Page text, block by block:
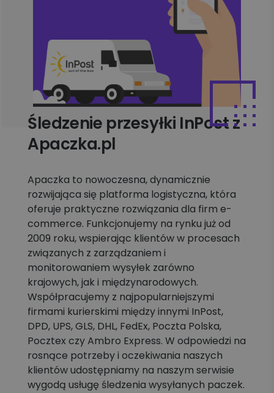
Śledzenie przesyłki InPost z
Apaczka.pl
Apaczka to nowoczesna, dynamicznie
rozwijająca się platforma logistyczna, która
oferuje praktyczne rozwiązania dla firm e-
commerce. Funkcjonujemy na rynku już od
2009 roku, wspierając klientów w procesach
związanych z zarządzaniem i
monitorowaniem wysyłek zarówno
krajowych, jak i międzynarodowych.
Współpracujemy z najpopularniejszymi
firmami kurierskimi między innymi InPost,
DPD, UPS, GLS, DHL, FedEx, Poczta Polska,
Pocztex czy Ambro Express. W odpowiedzi na
rosnące potrzeby i oczekiwania naszych
klientów udostępniamy na naszym serwisie
wygodą usługę śledzenia wysyłanych paczek.